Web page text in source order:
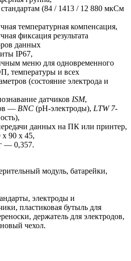
(84 / 1413 / 12 880 мкСм
температурная компенсация,
фиксация результата
данных
IP67,
меню для одновременного
температуры и всех
(состояние электрода и
датчиков ISM,
— BNC (pH-электроды), LTW 7-
данных на ПК или принтер,
90 х 45,
— 0,357.
модуль, батарейки,
электроды и
пластиковая бутыль для
держатель для электродов,
чехол.